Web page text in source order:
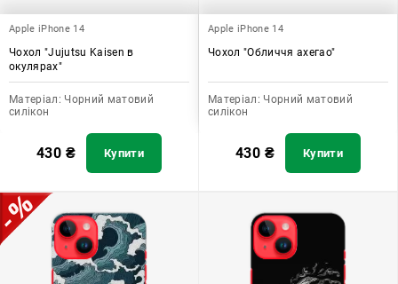
Apple iPhone 14
Чохол "Jujutsu Kaisen в
окулярах"
Матеріал: Чорний матовий
силікон
430 ₴ Купити
Apple iPhone 14
Чохол "Обличчя ахегао"
Матеріал: Чорний матовий
силікон
430 ₴ Купити